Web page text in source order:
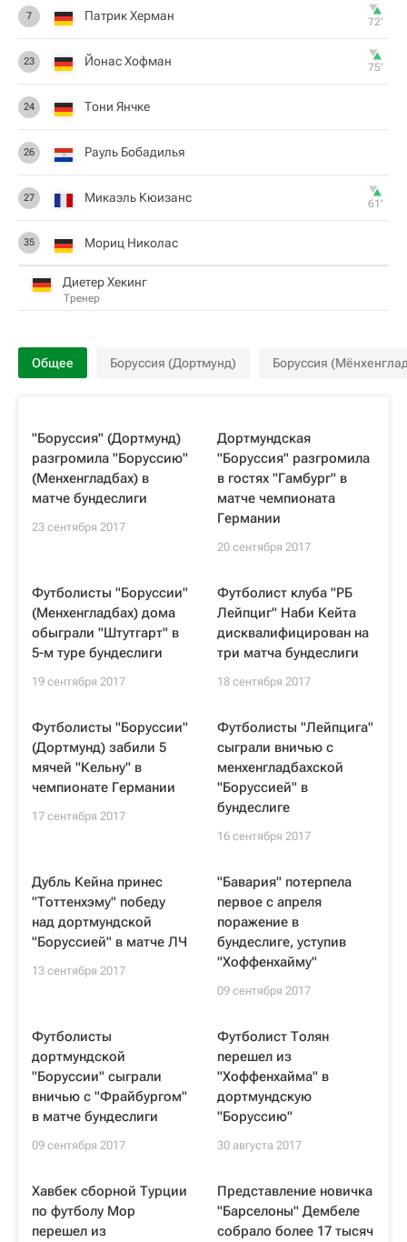
7 Патрик Херман 72‎’‎
23 Йонас Хофман 75‎’‎
24 Тони Янчке
26 Рауль Бобадилья
27 Микаэль Кюизанс 61‎’‎
35 Мориц Николас
Диетер Хекинг
Тренер
Общее Боруссия (Дортмунд) Боруссия
"Боруссия" (Дортмунд)
разгромила "Боруссию"
(Менхенгладбах) в
матче бундеслиги
23 сентября 2017
Дортмундская
"Боруссия" разгромила
в гостях "Гамбург" в
матче чемпионата
Германии
20 сентября 2017
Футболисты "Боруссии"
(Менхенгладбах) дома
обыграли "Штутгарт" в
5-м туре бундеслиги
19 сентября 2017
Футболист клуба "РБ
Лейпциг" Наби Кейта
дисквалифицирован на
три матча бундеслиги
18 сентября 2017
Футболисты "Боруссии"
(Дортмунд) забили 5
мячей "Кельну" в
чемпионате Германии
17 сентября 2017
Футболисты "Лейпцига"
сыграли вничью с
менхенгладбахской
"Боруссией" в
бундеслиге
16 сентября 2017
Дубль Кейна принес
"Тоттенхэму" победу
над дортмундской
"Боруссией" в матче ЛЧ
13 сентября 2017
"Бавария" потерпела
первое с апреля
поражение в
бундеслиге, уступив
"Хоффенхайму"
09 сентября 2017
Футболисты
дортмундской
"Боруссии" сыграли
вничью с "Фрайбургом"
в матче бундеслиги
09 сентября 2017
Футболист Толян
перешел из
"Хоффенхайма" в
дортмундскую
"Боруссию"
30 августа 2017
Хавбек сборной Турции
по футболу Мор
перешел из
Представление новичка
"Барселоны" Дембеле
собрало более 17 тысяч